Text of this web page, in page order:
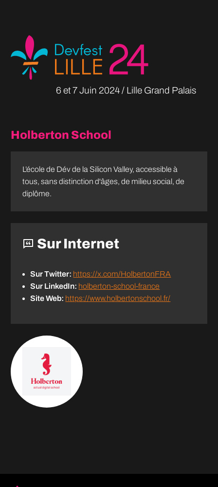
6 et 7 Juin 2024 Lille Grand Palais
Holberton School
L’école de Dév de la Silicon Valley, accessible à
tous, sans distinction d'âges, de milieu social, de
diplôme.
Sur Internet
Sur Twitter: https://x.com/HolbertonFRA
Sur LinkedIn: holberton-school-france
Site Web: https://www.holbertonschool.fr/